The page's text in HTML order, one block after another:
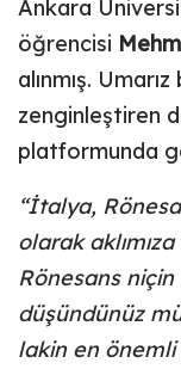
Ankara
öğrencisi
alınmış.
zenginleştiren
platformunda
“İtalya,
olarak
Rönesans
düşündünüz
lakin en